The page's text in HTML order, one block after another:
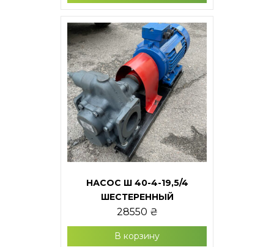
НАСОС Ш 40-4-19,5/4
ШЕСТЕРЕННЫЙ
28550 ₴
В корзину